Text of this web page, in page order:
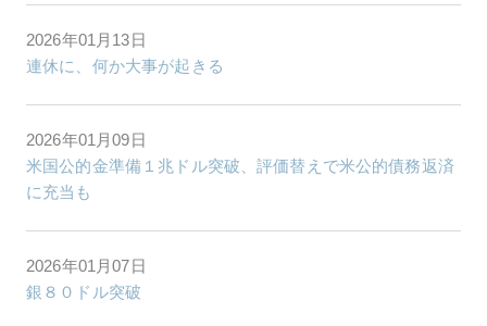
2026年01月13日
連休に、何か大事が起きる
2026年01月09日
米国公的金準備１兆ドル突破、評価替えで米公的債務返済
に充当も
2026年01月07日
銀８０ドル突破